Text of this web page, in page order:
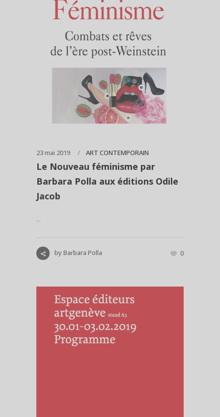
23 mai 2019 ART CONTEMPORAIN
Le Nouveau féminisme par
Barbara Polla aux éditions Odile
Jacob
...
byBarbara Polla 0